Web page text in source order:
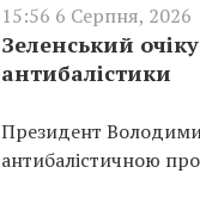
15:56 6 Серпня, 2026
Зеленський
антибалістики
Президент
антибалістичною